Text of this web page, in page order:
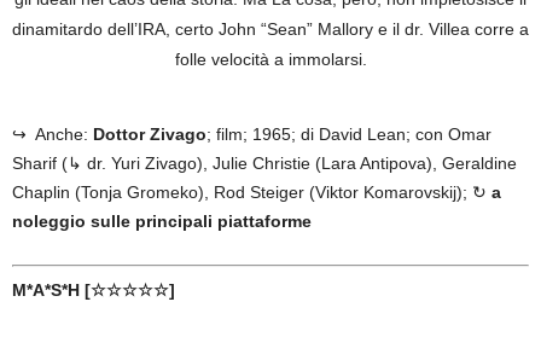
dinamitardo dell’IRA, certo John “Sean” Mallory e il dr. Villea corre a
folle velocità a immolarsi.
↪ Anche: Dottor Zivago; film; 1965; di David Lean; con Omar
Sharif (↳ dr. Yuri Zivago), Julie Christie (Lara Antipova), Geraldine
Chaplin (Tonja Gromeko), Rod Steiger (Viktor Komarovskij); ↻ a
noleggio sulle principali piattaforme
M*A*S*H [☆☆☆☆☆]